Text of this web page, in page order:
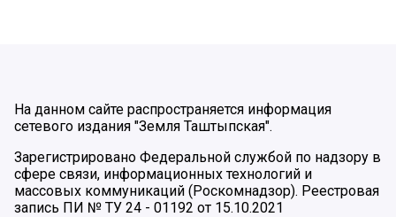
На данном сайте распространяется информация
сетевого издания "Земля Таштыпская".
Зарегистрировано Федеральной службой по надзору в
сфере связи, информационных технологий и
массовых коммуникаций (Роскомнадзор). Реестровая
запись ПИ № ТУ 24 - 01192 от 15.10.2021